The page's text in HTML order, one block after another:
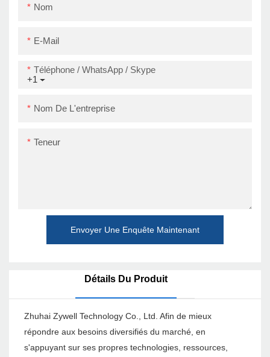
Imprimante USB
Nom
E-Mail
+1
Téléphone / WhatsApp / Skype
Nom De L'entreprise
Teneur
Envoyer Une Enquête Maintenant
Détails Du Produit
Zhuhai Zywell Technology Co., Ltd. Afin de mieux
répondre aux besoins diversifiés du marché, en
s'appuyant sur ses propres technologies, ressources,